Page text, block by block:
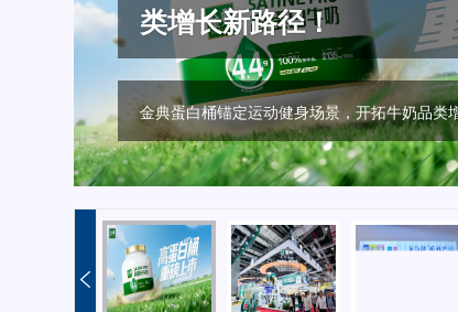
类增长新路径！
金典蛋白桶锚定运动健身场景，开拓牛奶品类
领烘焙创新趋势！
加码布局B端原料奶赛道，蒙牛专业乳品引领
雅展强势破圈！
推动护嗓“养声”日常化，百年品牌龙角散西雅
用“三贯穿五纵横六点连线
量
破圈传播新范式！燕京啤酒历届510如何用“三
牌声量
赛道！
频频打造爆款，畅轻领跑“爆珠酸奶”潜力新赛